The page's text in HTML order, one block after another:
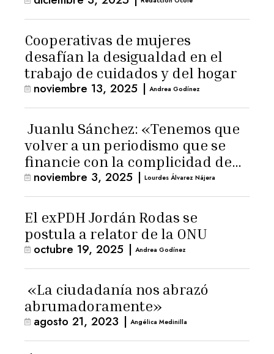
Cooperativas de mujeres
desafían la desigualdad en el
trabajo de cuidados y del hogar
noviembre 13, 2025 | Andrea Godínez
Juanlu Sánchez: «Tenemos que
volver a un periodismo que se
financie con la complicidad de
los lectores»
noviembre 3, 2025 | Lourdes Álvarez Nájera
El exPDH Jordán Rodas se
postula a relator de la ONU
octubre 19, 2025 | Andrea Godínez
«La ciudadanía nos abrazó
abrumadoramente»
agosto 21, 2023 | Angélica Medinilla